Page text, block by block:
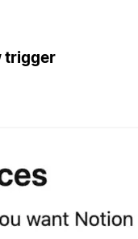
trigger